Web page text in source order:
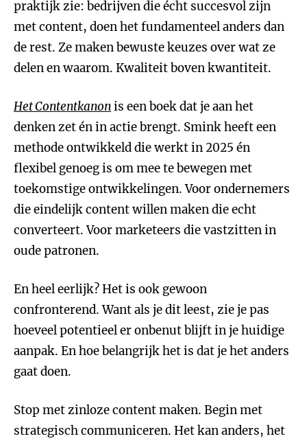
praktijk zie: bedrijven die écht succesvol zijn
met content, doen het fundamenteel anders dan
de rest. Ze maken bewuste keuzes over wat ze
delen en waarom. Kwaliteit boven kwantiteit.
Het Contentkanonis een boek dat je aan het
denken zet én in actie brengt. Smink heeft een
methode ontwikkeld die werkt in 2025 én
flexibel genoeg is om mee te bewegen met
toekomstige ontwikkelingen. Voor ondernemers
die eindelijk content willen maken die echt
converteert. Voor marketeers die vastzitten in
oude patronen.
En heel eerlijk? Het is ook gewoon
confronterend. Want als je dit leest, zie je pas
hoeveel potentieel er onbenut blijft in je huidige
aanpak. En hoe belangrijk het is dat je het anders
gaat doen.
Stop met zinloze content maken. Begin met
strategisch communiceren. Het kan anders, het